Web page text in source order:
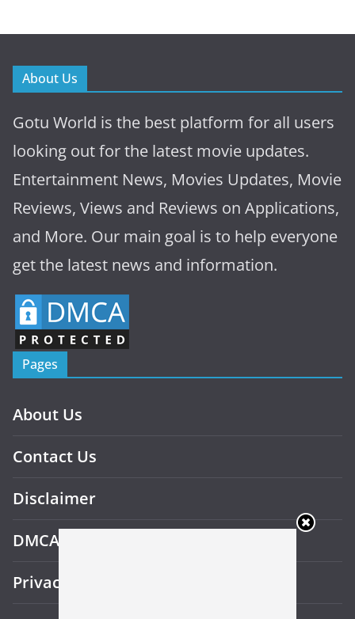
About Us
Gotu World is the best platform for all users
looking out for the latest movie updates.
Entertainment News, Movies Updates, Movie
Reviews, Views and Reviews on Applications,
and More. Our main goal is to help everyone
get the latest news and information.
Pages
About Us
Contact Us
Disclaimer
DMCA
Privacy Policy